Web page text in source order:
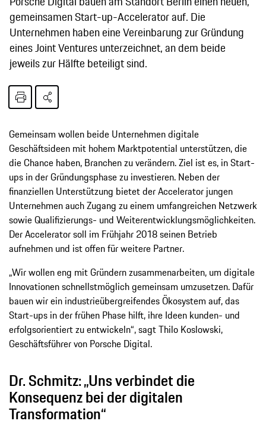
gemeinsamen Start-up-Accelerator auf. Die
Unternehmen haben eine Vereinbarung zur Gründung
eines Joint Ventures unterzeichnet, an dem beide
jeweils zur Hälfte beteiligt sind.
Gemeinsam wollen beide Unternehmen digitale
Geschäftsideen mit hohem Marktpotential unterstützen, die
die Chance haben, Branchen zu verändern. Ziel ist es, in Start-
ups in der Gründungsphase zu investieren. Neben der
finanziellen Unterstützung bietet der Accelerator jungen
Unternehmen auch Zugang zu einem umfangreichen Netzwerk
sowie Qualifizierungs- und Weiterentwicklungsmöglichkeiten.
Der Accelerator soll im Frühjahr 2018 seinen Betrieb
aufnehmen und ist offen für weitere Partner.
„Wir wollen eng mit Gründern zusammenarbeiten, um digitale
Innovationen schnellstmöglich gemeinsam umzusetzen. Dafür
bauen wir ein industrieübergreifendes Ökosystem auf, das
Start-ups in der frühen Phase hilft, ihre Ideen kunden- und
erfolgsorientiert zu entwickeln“, sagt Thilo Koslowski,
Geschäftsführer von Porsche Digital.
Dr. Schmitz: „Uns verbindet die
Konsequenz bei der digitalen
Transformation“